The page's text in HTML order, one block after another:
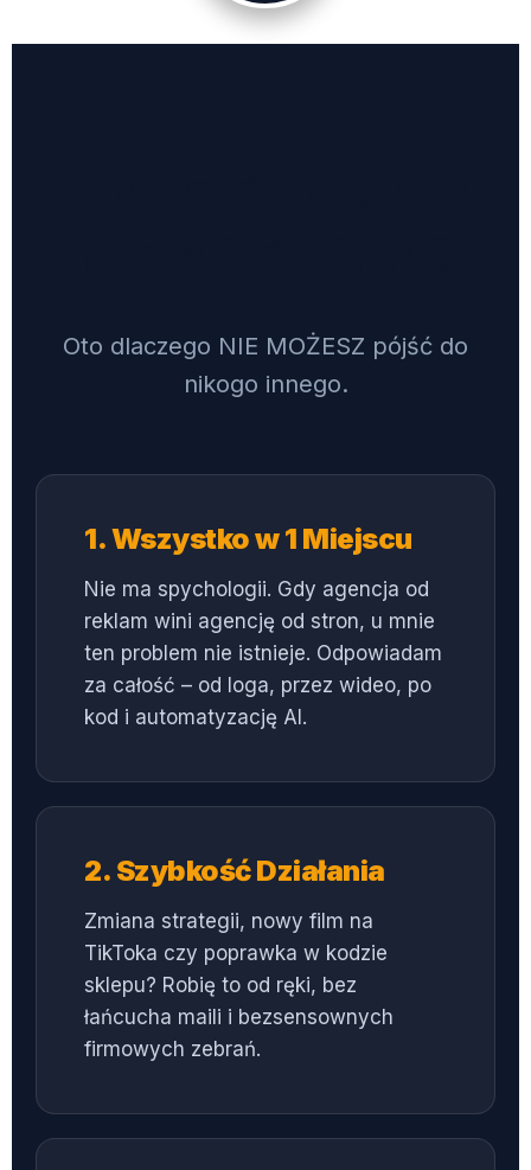
Oto dlaczego NIE MOŻESZ pójść do
nikogo innego.
1. Wszystko w 1 Miejscu
Nie ma spychologii. Gdy agencja od
reklam wini agencję od stron, u mnie
ten problem nie istnieje. Odpowiadam
za całość – od loga, przez wideo, po
kod i automatyzację AI.
2. Szybkość Działania
Zmiana strategii, nowy film na
TikToka czy poprawka w kodzie
sklepu? Robię to od ręki, bez
łańcucha maili i bezsensownych
firmowych zebrań.